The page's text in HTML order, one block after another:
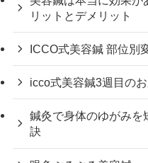
リットとデメリット
ICCO式美容鍼 部位別
icco式美容鍼3週目の
鍼灸で身体のゆがみを
訣